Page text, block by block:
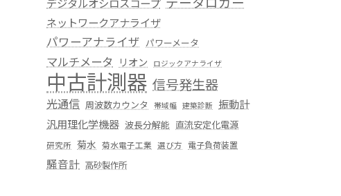
デジタルオシロスコープ
ネットワークアナライザ
パワーアナライザ パワーメータ
マルチメータ リオン ロジックアナライザ
中古計測器 信号発生器
光通信 周波数カウンタ 帯域幅 建築診断
振動計
汎用理化学機器 波長分解能 直流安定化電源
研究所 菊水 菊水電子工業 選び方 電子負荷装置
騒音計 高砂製作所